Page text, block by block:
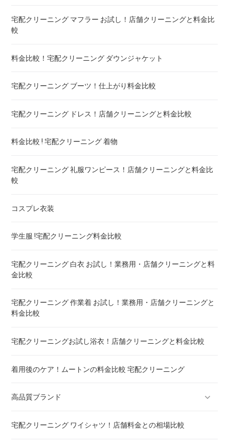
布団のレンタル 安いのは ! 東京・大阪・福岡
エアウィーヴ マットレスのクリーニング ! どこがいい
布団の洗濯ネット コインランドリー ! ドラム式におすすめは
布団クリーニング 防ダニ加工 ! 効果と危険性
ゴアテックス 羽毛布団 クリーニング ! 料金ランキング
こたつ布団のクリーニング代 ! 料金比較
の違いも
トゥルースリーパー マットレスのクリーニング ! どこがいい
ウェイトブランケットの洗い方 ! 洗えないタイプの対処法も
重い布団の洗い方 ! 洗えないタイプの対処法も
宅配クリーニング マフラー お試し！店舗クリーニングと料金比
較
料金比較！宅配クリーニング ダウンジャケット
宅配クリーニング ブーツ！仕上がり料金比較
宅配クリーニング ドレス！店舗クリーニングと料金比較
料金比較 ! 宅配クリーニング 着物
宅配クリーニング 礼服ワンピース！店舗クリーニングと料金比
較
コスプレ衣装
学生服 !宅配クリーニング料金比較
宅配クリーニング 白衣 お試し！業務用・店舗クリーニングと料
金比較
宅配クリーニング 作業着 お試し！業務用・店舗クリーニングと
料金比較
宅配クリーニングお試し浴衣！店舗クリーニングと料金比較
着用後のケア！ムートンの料金比較 宅配クリーニング
高品質ブランド
ブランドスーツ！宅配クリーニング 高品質 料金 比較
宅配クリーニング ワイシャツ！店舗料金との相場比較